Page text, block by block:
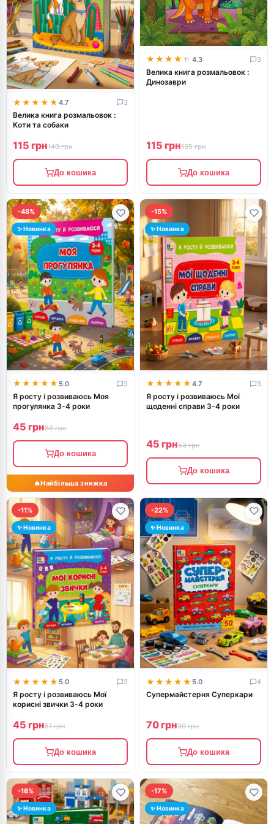
★★★★★
★★★★★ 4.7 3
Велика книга розмальовок :
Коти та собаки
115 грн140 грн
До кошика
★★★★★
★★★★★ 4.3 3
Велика книга розмальовок :
Динозаври
115 грн135 грн
До кошика
-48%
✨ Новинка
★★★★★
★★★★★ 5.0 3
Я росту і розвиваюсь Моя
прогулянка 3-4 роки
45 грн88 грн
До кошика
-15%
✨ Новинка
★★★★★
★★★★★ 4.7 3
Я росту і розвиваюсь Мої
щоденні справи 3-4 роки
45 грн53 грн
До кошика
-11%
✨ Новинка
★★★★★
★★★★★ 5.0 2
Я росту і розвиваюсь Мої
корисні звички 3-4 роки
45 грн51 грн
До кошика
-22%
✨ Новинка
★★★★★
★★★★★ 5.0 4
Супермайстерня Суперкари
70 грн90 грн
До кошика
-16%
✨ Новинка
-17%
✨ Новинка